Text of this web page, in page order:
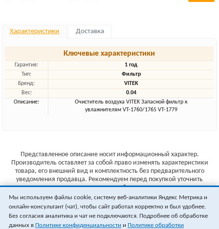
Характеристики Доставка
Ключевые характеристики
Гарантия:
1 год
Тип:
Фильтр
Бренд:
VITEK
Вес:
0.04
Описание:
Очиститель воздуха VITEK Запасной фильтр к
увлажнителям VT-1760/1765 VT-1779
Представленное описание носит информационный характер.
Производитель оставляет за собой право изменять характеристики
товара, его внешний вид и комплектность без предварительного
уведомления продавца. Рекомендуем перед покупкой уточнить
характеристики товара на сайте производителя.
Указанные цены не являются публичной офертой (ст.435 ГК РФ).
Стоимость и наличие товара уточняйте у менеджера.
Мы используем файлы cookie, систему веб-аналитики Яндекс Метрика и
онлайн-консультант (чат), чтобы сайт работал корректно и был удобнее.
Без согласия аналитика и чат не подключаются. Подробнее об обработке
данных в Политике конфиденциальности и Политике обработки